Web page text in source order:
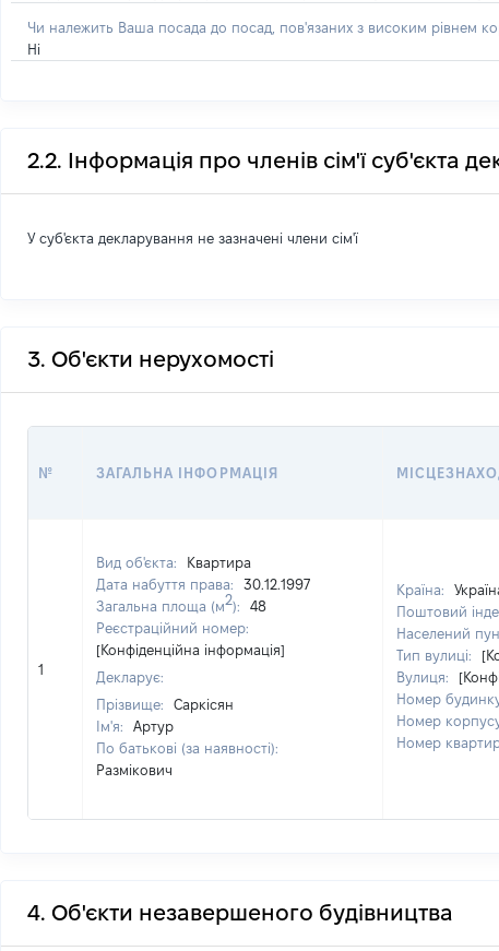
Чи належить Ваша посада до посад, пов'язаних з високим рівнем
Ні
2.2. Інформація про членів сім'ї суб'єкта
У суб'єкта декларування не зазначені члени сім'ї
3. Об'єкти нерухомості
№ ЗАГАЛЬНА ІНФОРМАЦІЯ
1
Вид об'єкта:
Квартира
Дата набуття права:
30.12.1997
Загальна площа (м2):
48
Реєстраційний номер:
[Конфіденційна інформація]
Декларує:
Прізвище:
Саркісян
Ім'я:
Артур
По батькові (за наявності):
Размікович
Країна:
Поштовий
Населений
Тип вулиці:
Вулиця:
Номер
Номер
Номер
4. Об'єкти незавершеного будівництва